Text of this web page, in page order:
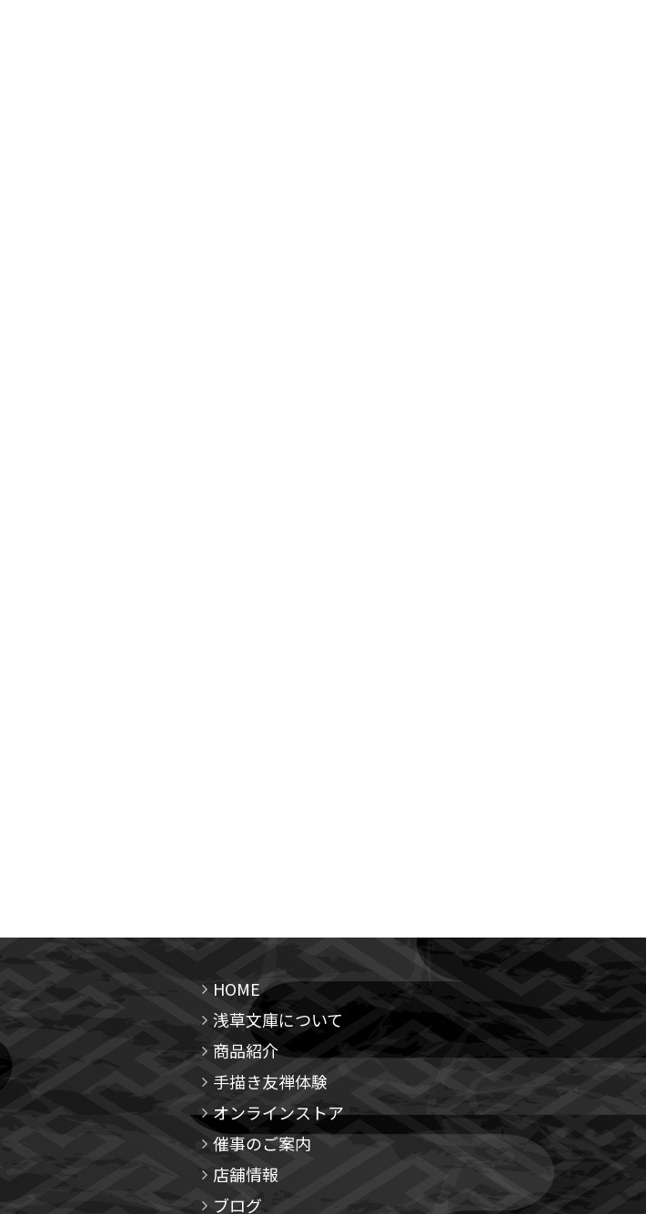
HOME
浅草文庫について
商品紹介
手描き友禅体験
オンラインストア
催事のご案内
店舗情報
ブログ